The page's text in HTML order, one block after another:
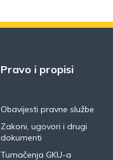
Pravo i propisi
Obavijesti pravne službe
Zakoni, ugovori i drugi
dokumenti
Tumačenja GKU-a